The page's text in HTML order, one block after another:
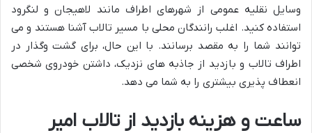
وسایل نقلیه عمومی از شهرهای اطراف مانند لاهیجان و لنگرود
استفاده کنید. اغلب رانندگان محلی با مسیر تالاب آشنا هستند و می
توانند شما را به مقصد برسانند. با این حال، برای گشت وگذار در
اطراف تالاب و بازدید از جاذبه های نزدیک، داشتن خودروی شخصی
انعطاف پذیری بیشتری را به شما می دهد.
ساعت و هزینه بازدید از تالاب امیر